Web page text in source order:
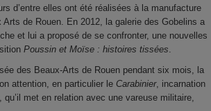
d’entre elles ont été réalisées à la manufacture
de Rouen. En 2012, la galerie des Gobelins a
et lui a proposé de se confronter, une nouvelles
Poussin et Moïse : histoires tissées.
des Beaux-Arts de Rouen pendant six mois, la
attention, en particulier le Carabinier, incarnation
met en relation avec une vareuse militaire,